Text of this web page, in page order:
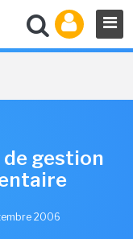
gestion
2006